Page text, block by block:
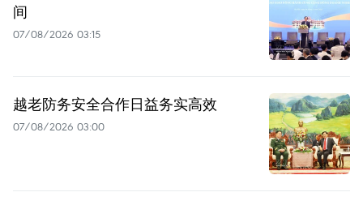
间
07/08/2026 03:15
越老防务安全合作日益务实高效
07/08/2026 03:00